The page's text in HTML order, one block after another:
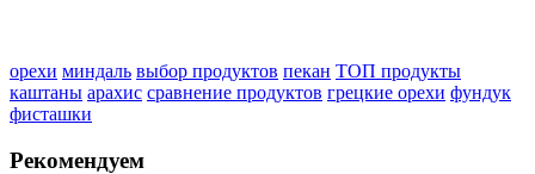
орехи миндаль выбор продуктов пекан ТОП продукты
каштаны арахис сравнение продуктов грецкие орехи фундук
фисташки
Рекомендуем